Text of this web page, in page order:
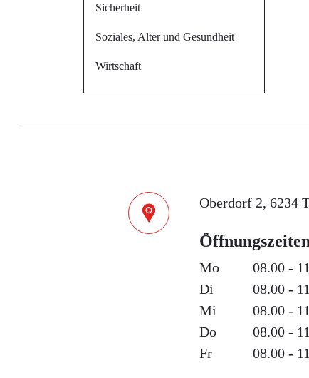
Sicherheit
Soziales, Alter und Gesundheit
Wirtschaft
Oberdorf 2, 6234
Öffnungszeiten
Mo 08.00 -
Di
08.00 -
Mi
08.00 -
Do
08.00 -
Fr
08.00 -